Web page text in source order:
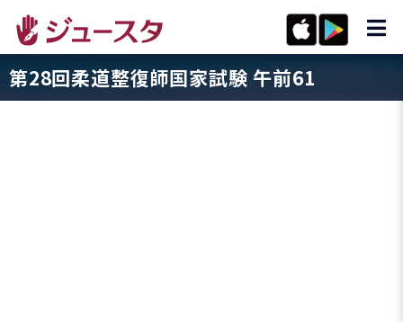
第28回柔道整復師国家試験 午前61